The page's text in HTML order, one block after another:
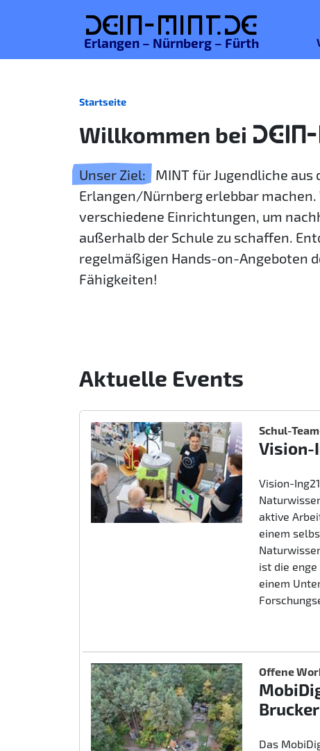
Dein-MINT.de
Erlangen – Nürnberg – Fürth
Startseite
Willkommen bei DEIN-
Unser Ziel:
MINT für Jugendliche aus
Erlangen/Nürnberg erlebbar
verschiedene Einrichtungen, um
außerhalb der Schule zu schaffen.
regelmäßigen Hands-on-Angeboten
Fähigkeiten!
Aktuelle Events
Schul-
Vision-
Vision-
aktive
einem
ist die
einem
Offene
Das